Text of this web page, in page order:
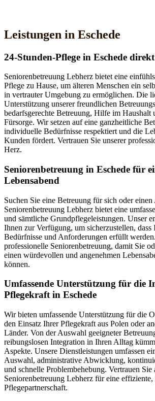
Leistungen in Eschede
24-Stunden-Pflege in Eschede
Seniorenbetreuung Lebherz bietet eine
Pflege zu Hause, um älteren Menschen ein
in vertrauter Umgebung zu ermöglichen. Die
Unterstützung unserer freundlichen
bedarfsgerechte Betreuung, Hilfe im Haushalt
Fürsorge. Wir setzen auf eine ganzheitliche
individuelle Bedürfnisse respektiert und die
Kunden fördert. Vertrauen Sie unserer
Herz.
Senioren­betreuung in Eschede für
Lebensabend
Suchen Sie eine Betreuung für sich oder
Seniorenbetreuung Lebherz bietet eine
und sämtliche Grundpflegeleistungen. Unser
Ihnen zur Verfügung, um sicherzustellen,
Bedürfnisse und Anforderungen erfüllt
professionelle Seniorenbetreuung, damit Sie
einen würdevollen und angenehmen
können.
Umfassende Unterstützung für die
Pflegekraft in Eschede
Wir bieten umfassende Unterstützung für die
den Einsatz Ihrer Pflegekraft aus Polen oder
Länder. Von der Auswahl geeigneter
reibungslosen Integration in Ihren Alltag
Aspekte. Unsere Dienstleistungen umfassen
Auswahl, administrative Abwicklung,
und schnelle Problembehebung. Vertrauen Sie
Seniorenbetreuung Lebherz für eine effiziente,
Pflegepartnerschaft.